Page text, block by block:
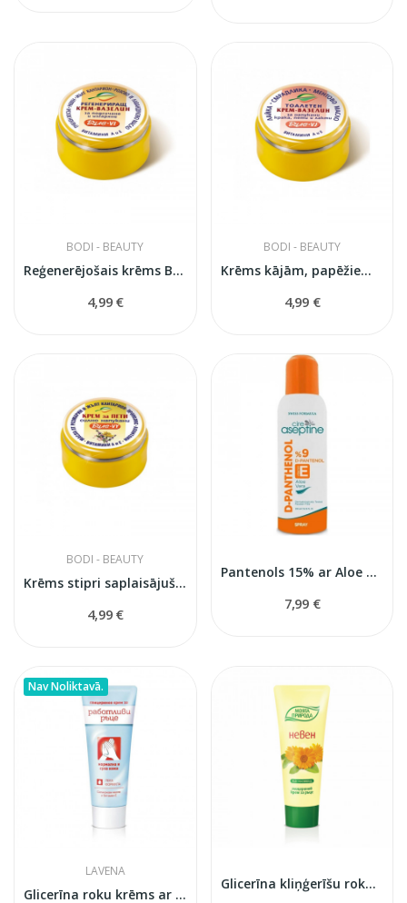
BODI - BEAUTY
Reģenerējošais krēms Bile
4,99 €
BODI - BEAUTY
Krēms kājām, papēžiem, elkoņiem un kājām ar...
4,99 €
BODI - BEAUTY
Krēms stipri saplaisājušiem papēžiem
4,99 €
Pantenols 15% ar Aloe Vera un vitaminiem 200ml
7,99 €
Nav Noliktavā.
LAVENA
Glicerīna roku krēms ar vitamīnu E
Glicerīna kliņģerīšu roku krēms